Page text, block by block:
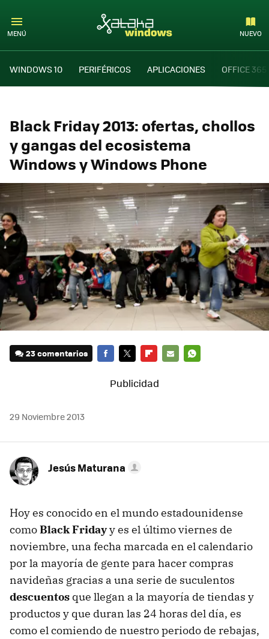
MENÚ NUEVO
WINDOWS 10 PERIFÉRICOS APLICACIONES OFFICE 365
Black Friday 2013: ofertas, chollos
y gangas del ecosistema
Windows y Windows Phone
23 comentarios
29 Noviembre 2013
Jesús Maturana
Hoy es conocido en el mundo estadounidense
comoBlack Fridayy es el último viernes de
noviembre, una fecha marcada en el calendario
por la mayoría de gente para hacer compras
navideñas gracias a una serie de suculentos
descuentos que llegan a la mayoría de tiendas y
productos y que duran las 24 horas del día, es
como el comiendo de nuestro periodo de rebajas,